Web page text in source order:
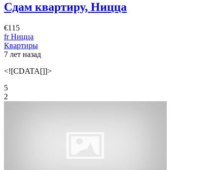
Сдам квартиру, Ницца
€115
fr Ницца
Квартиры
7 лет назад
<![CDATA[]]>
5
2